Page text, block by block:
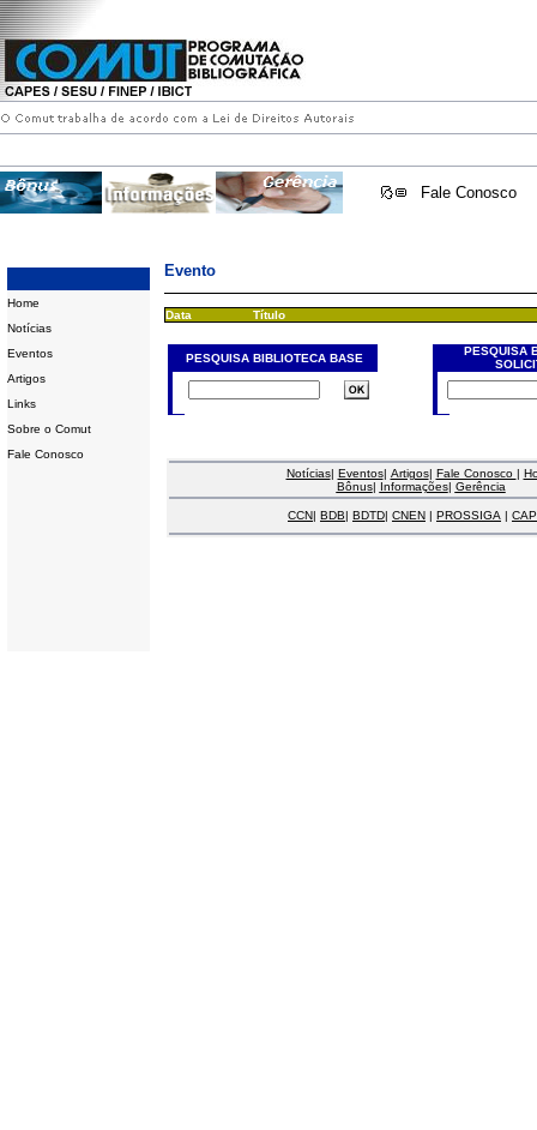
Fale Conosco
Home
Notícias
Eventos
Artigos
Links
Sobre o Comut
Fale Conosco
Evento
Data Título
PESQUISA BIBLIOTECA BASE
PESQUISA
Notícias| Eventos| Artigos| Fale Conosco |
Bônus| Informações| Gerência
CCN| BDB| BDTD| CNEN | PROSSIGA |